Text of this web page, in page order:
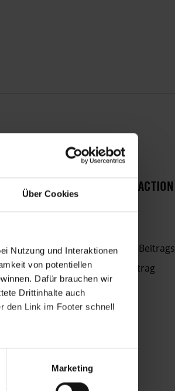
Über Cookies
Nutzung und Interaktionen
von potentiellen
Dafür brauchen wir
Drittinhalte auch
den Link im Footer schnell
Marketing
HISTORIE DIESER URGENT ACTION
03. APRIL 2016
Haftstrafe wegen Facebook-Beitrags
In Haft wegen Facebook-Beitrag